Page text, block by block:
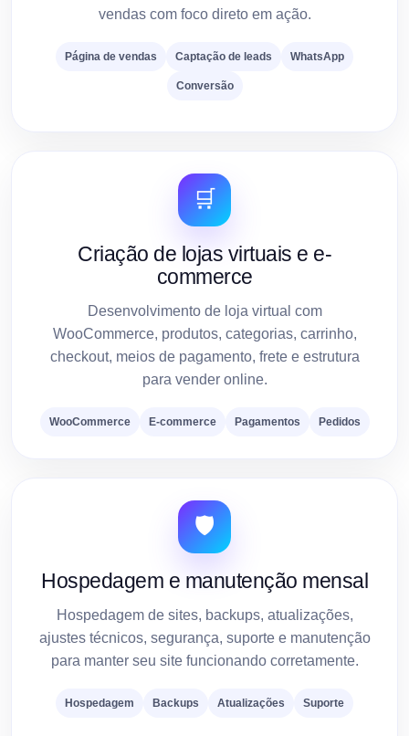
vendas com foco direto em ação.
Página de vendas Captação de leads WhatsApp
Conversão
🛒
Criação de lojas virtuais e e-
commerce
Desenvolvimento de loja virtual com
WooCommerce, produtos, categorias, carrinho,
checkout, meios de pagamento, frete e estrutura
para vender online.
WooCommerce E-commerce Pagamentos Pedidos
🛡️
Hospedagem e manutenção mensal
Hospedagem de sites, backups, atualizações,
ajustes técnicos, segurança, suporte e manutenção
para manter seu site funcionando corretamente.
Hospedagem Backups Atualizações Suporte